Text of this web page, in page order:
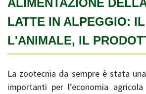
ALIMENTAZIONE
LATTE IN ALPEGGIO:
L'ANIMALE, IL
La zootecnia da sempre è stata
importanti per l’economia